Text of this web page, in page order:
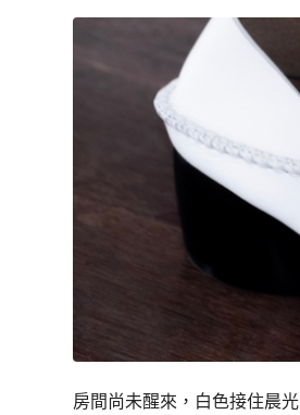
房間尚未醒來，白色接住晨